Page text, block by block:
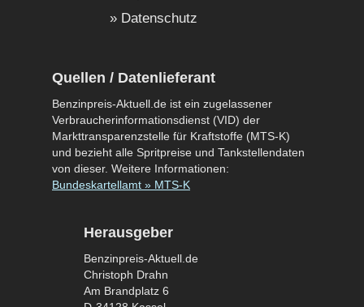
Datenschutz
Quellen / Datenlieferant
Benzinpreis-Aktuell.de ist ein zugelassener
Verbraucherinformationsdienst (VID) der
Markttransparenzstelle für Kraftstoffe (MTS-K)
und bezieht alle Spritpreise und Tankstellendaten
von dieser. Weitere Informationen:
Bundeskartellamt » MTS-K
Herausgeber
Benzinpreis-Aktuell.de
Christoph Drahn
Am Brandplatz 6